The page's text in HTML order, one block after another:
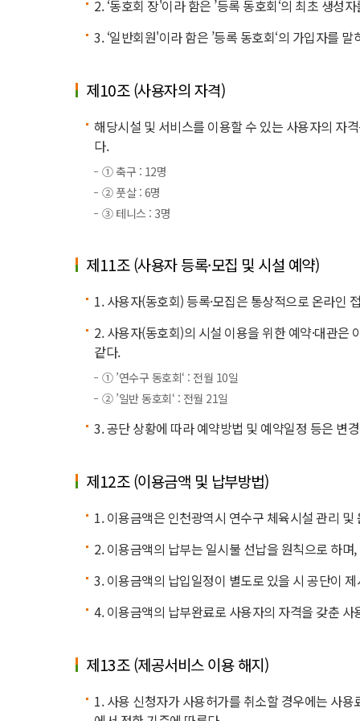
2. ‘동호회 장'이라 함은 ’등록 동호회‘의 최초 생성
3. ‘일반회원'이라 함은 ’등록 동호회‘의 가입자를
제10조 (사용자의 자격)
해당시설 및 서비스를 이용할 수 있는 사용자의 자
다.
① 축구 : 12명
② 풋살 : 6명
③ 테니스 : 3명
제11조 (사용자 등록·모집 및 시설 예약)
1. 사용자(동호회) 등록·모집은 통상적으로 온라인
2. 사용자(동호회)의 시설 이용을 위한 예약·대관
같다.
① ’연수구 동호회‘ : 전월 10일
② ’일반 동호회‘ : 전월 21일
3. 공단 상황에 따라 예약방법 및 예약일정 등은 변
제12조 (이용금액 및 납부방법)
1. 이용금액은 인천광역시 연수구 체육시설 관리
2. 이용금액의 납부는 일시불 선납을 원칙으로 하
3. 이용금액의 납입일정이 별도로 있을 시 공단이
4. 이용금액의 납부완료로 사용자의 자격을 갖춘
제13조 (제공서비스 이용 해지)
1. 사용 신청자가 사용허가를 취소할 경우에는 사